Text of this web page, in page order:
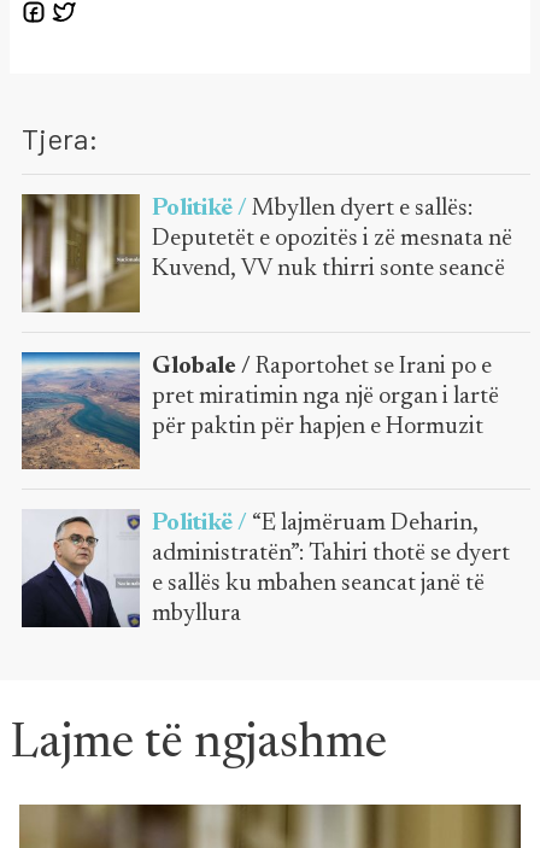
Tjera:
Politikë / Mbyllen dyert e sallës:
Deputetët e opozitës i zë mesnata në
Kuvend, VV nuk thirri sonte seancë
Globale / Raportohet se Irani po e
pret miratimin nga një organ i lartë
për paktin për hapjen e Hormuzit
Politikë / “E lajmëruam Deharin,
administratën”: Tahiri thotë se dyert
e sallës ku mbahen seancat janë të
mbyllura
Lajme të ngjashme